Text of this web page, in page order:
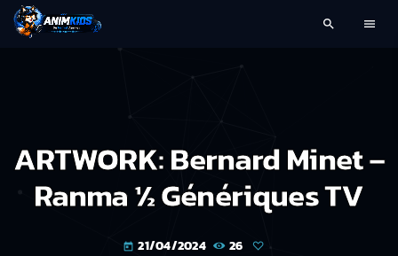
search menu
ARTWORK: Bernard Minet –
Ranma ½ Génériques TV
today 21/04/2024 26